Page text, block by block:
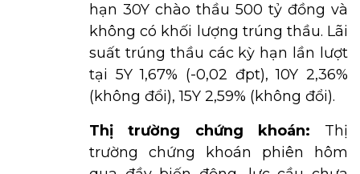
hạn 30Y chào thầu 500 tỷ đồng và
không có khối lượng trúng thầu. Lãi
suất trúng thầu các kỳ hạn lần lượt
tại 5Y 1,67% (-0,02 đpt), 10Y 2,36%
(không đổi), 15Y 2,59% (không đổi).
Thị trường chứng khoán: Thị
trường chứng khoán phiên hôm